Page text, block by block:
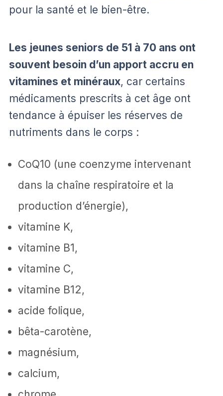
pour la santé et le bien-être.
Les jeunes seniors de 51 à 70 ans ont
souvent besoin d’un apport accru en
vitamines et minéraux, car certains
médicaments prescrits à cet âge ont
tendance à épuiser les réserves de
nutriments dans le corps :
CoQ10 (une coenzyme intervenant
dans la chaîne respiratoire et la
production d’énergie),
vitamine K,
vitamine B1,
vitamine C,
vitamine B12,
acide folique,
bêta-carotène,
magnésium,
calcium,